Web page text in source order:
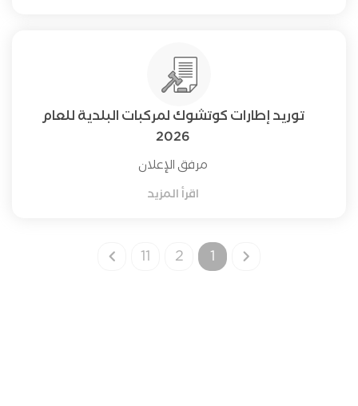
توريد إطارات كوتشوك لمركبات البلدية للعام
2026
مرفق الإعلان
اقرأ المزيد
1
2
11